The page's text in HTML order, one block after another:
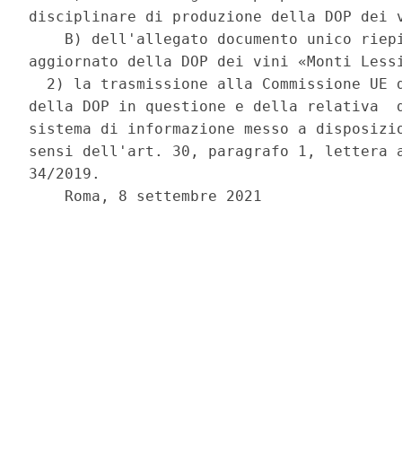
disciplinare di produzione della DOP
B) dell'allegato documento unico
aggiornato della DOP dei vini «Monti
2) la trasmissione alla Commissione UE
della DOP in questione e della relativa
sistema di informazione messo a
sensi dell'art. 30, paragrafo 1, lettera
34/2019.
    Roma, 8 settembre 2021